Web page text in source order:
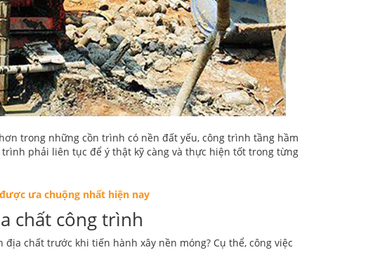
trong những cồn trình có nền đất yếu, công trình tầng hầm
phải liên tục để ý thật kỹ càng và thực hiện tốt trong từng
ưa chuộng nhất hiện nay
chất công trình
chất trước khi tiến hành xây nền móng? Cụ thể, công việc